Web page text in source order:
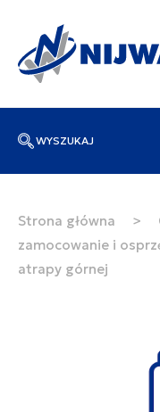
WYSZUKAJ
Wpisz
Strona główna >
zamocowanie i
atrapy górnej